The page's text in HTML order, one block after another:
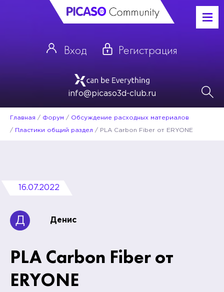
Вход Регистрация
info@picaso3d-club.ru
Главная / Форум / Обсуждение расходных материалов
/ Пластики общий раздел / PLA Carbon Fiber от ERYONE
16.07.2022
Д Денис
PLA Carbon Fiber от
ERYONE